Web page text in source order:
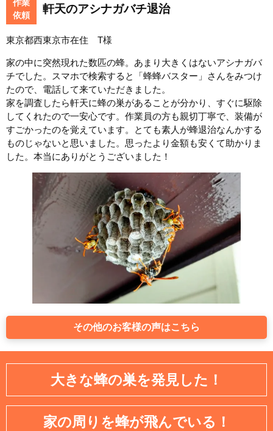
作業
依頼
軒天のアシナガバチ退治
東京都西東京市在住 T様
家の中に突然現れた数匹の蜂。あまり大きくはないアシナガバ
チでした。スマホで検索すると「蜂蜂バスター」さんをみつけ
たので、電話して来ていただきました。
家を調査したら軒天に蜂の巣があることが分かり、すぐに駆除
してくれたので一安心です。作業員の方も親切丁寧で、装備が
すごかったのを覚えています。とても素人が蜂退治なんかする
ものじゃないと思いました。思ったより金額も安くて助かりま
した。本当にありがとうございました！
その他のお客様の声はこちら
大きな蜂の巣を発見した！
家の周りを蜂が飛んでいる！